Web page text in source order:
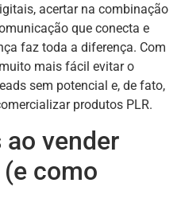
acertar na combinação
que conecta e
faz toda a diferença. Com
mais fácil evitar o
sem potencial e, de fato,
produtos PLR.
vender
como